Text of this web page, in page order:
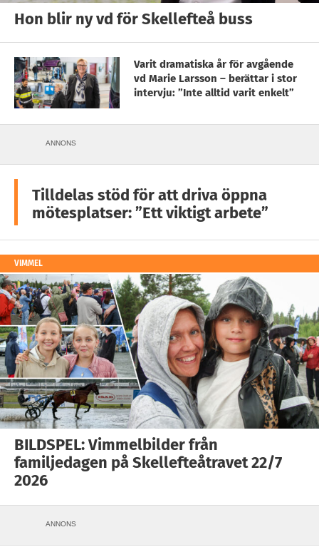
Hon blir ny vd för Skellefteå buss
Varit dramatiska år för avgående
vd Marie Larsson – berättar i stor
intervju: ”Inte alltid varit enkelt”
ANNONS
Tilldelas stöd för att driva öppna
mötesplatser: ”Ett viktigt arbete”
VIMMEL
BILDSPEL: Vimmelbilder från
familjedagen på Skellefteåtravet 22/7
2026
ANNONS